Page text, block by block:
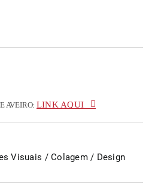
AVEIRO: LINK AQUI
Visuais / Colagem / Design